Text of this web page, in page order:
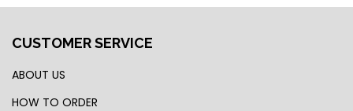
CUSTOMER SERVICE
ABOUT US
HOW TO ORDER